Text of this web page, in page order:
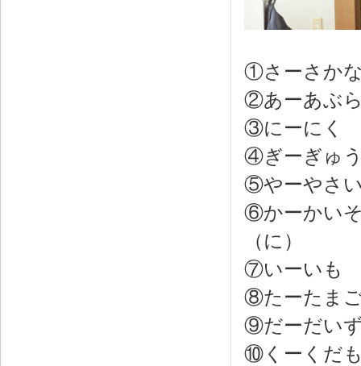
①さーさか
②あーあぶ
③にーにく
④ぎーぎゅ
⑤やーやさ
⑥かーかい
（に）
⑦いーいも
⑧たーたま
⑨だーだい
⑩くーくだ